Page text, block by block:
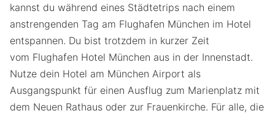
kannst du während eines Städtetrips nach einem
anstrengenden Tag am Flughafen München im Hotel
entspannen. Du bist trotzdem in kurzer Zeit
vom Flughafen Hotel München aus in der Innenstadt.
Nutze dein Hotel am München Airport als
Ausgangspunkt für einen Ausflug zum Marienplatz mit
dem Neuen Rathaus oder zur Frauenkirche. Für alle, die